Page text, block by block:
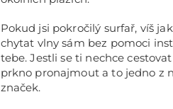
Pokud jsi pokročilý surfař, víš
chytat vlny sám bez pomoci
tebe. Jestli se ti nechce
prkno pronajmout a to jedno z
značek.